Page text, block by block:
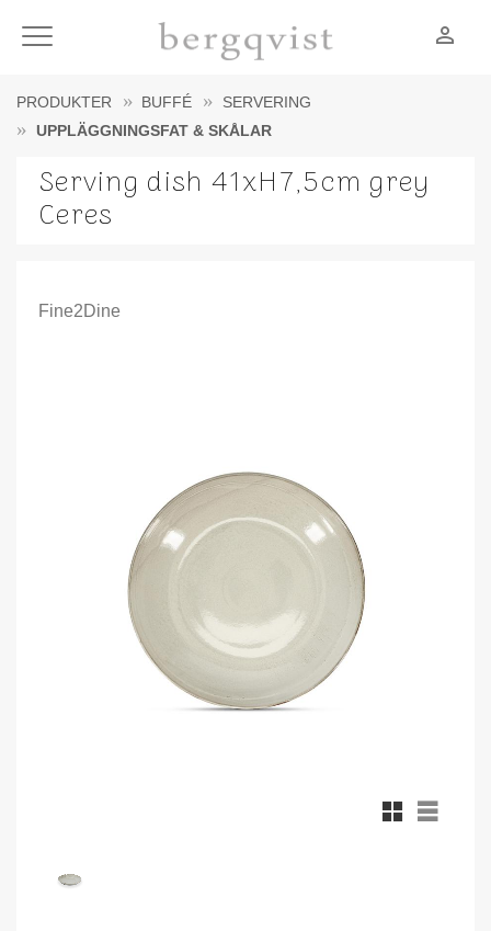
Meny person_outline
PRODUKTER BUFFÉ
SERVERING
UPPLÄGGNINGSFAT & SKÅLAR
Serving dish 41xH7,5cm grey
Ceres
Fine2Dine
Rutnätsvy
Listvy